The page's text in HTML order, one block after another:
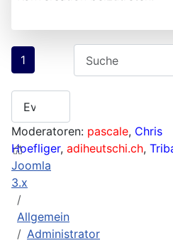
1
Moderatoren: pascale, Chris
Hoefliger, adiheutschi.ch,
Joomla
3.x
Allgemein
Administrator